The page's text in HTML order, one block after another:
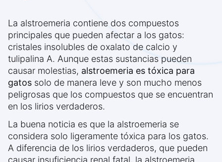
La alstroemeria contiene dos compuestos
principales que pueden afectar a los gatos:
cristales insolubles de oxalato de calcio y
tulipalina A. Aunque estas sustancias pueden
causar molestias, alstroemeria es tóxica para
gatos solo de manera leve y son mucho menos
peligrosas que los compuestos que se encuentran
en los lirios verdaderos.
La buena noticia es que la alstroemeria se
considera solo ligeramente tóxica para los gatos.
A diferencia de los lirios verdaderos, que pueden